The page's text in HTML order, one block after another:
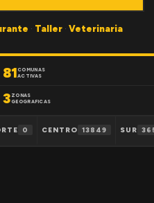
· Taller · Veterinaria
81 COMUNAS
ACTIVAS
3 ZONAS
GEOGRAFICAS
0 CENTRO 13849 SUR